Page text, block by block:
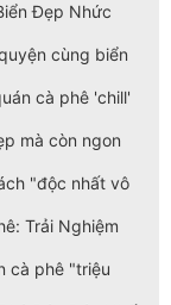
Đẹp Nhức
cùng biển
cà phê 'chill'
mà còn ngon
"độc nhất vô
Trải Nghiệm
cà phê "triệu